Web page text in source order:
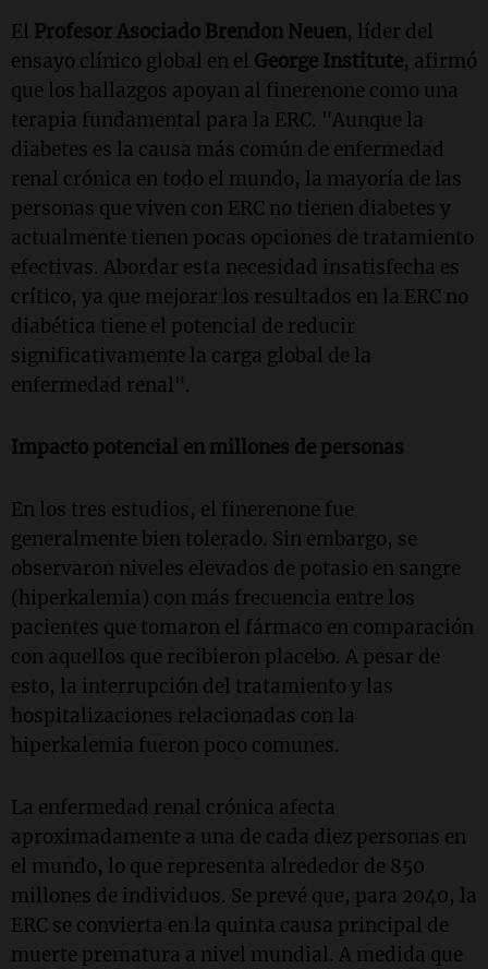
El Profesor Asociado Brendon Neuen, líder del
ensayo clínico global en el George Institute, afirmó
que los hallazgos apoyan al finerenone como una
terapia fundamental para la ERC. "Aunque la
diabetes es la causa más común de enfermedad
renal crónica en todo el mundo, la mayoría de las
personas que viven con ERC no tienen diabetes y
actualmente tienen pocas opciones de tratamiento
efectivas. Abordar esta necesidad insatisfecha es
crítico, ya que mejorar los resultados en la ERC no
diabética tiene el potencial de reducir
significativamente la carga global de la
enfermedad renal".
Impacto potencial en millones de personas
En los tres estudios, el finerenone fue
generalmente bien tolerado. Sin embargo, se
observaron niveles elevados de potasio en sangre
(hiperkalemia) con más frecuencia entre los
pacientes que tomaron el fármaco en comparación
con aquellos que recibieron placebo. A pesar de
esto, la interrupción del tratamiento y las
hospitalizaciones relacionadas con la
hiperkalemia fueron poco comunes.
La enfermedad renal crónica afecta
aproximadamente a una de cada diez personas en
el mundo, lo que representa alrededor de 850
millones de individuos. Se prevé que, para 2040, la
ERC se convierta en la quinta causa principal de
muerte prematura a nivel mundial. A medida que